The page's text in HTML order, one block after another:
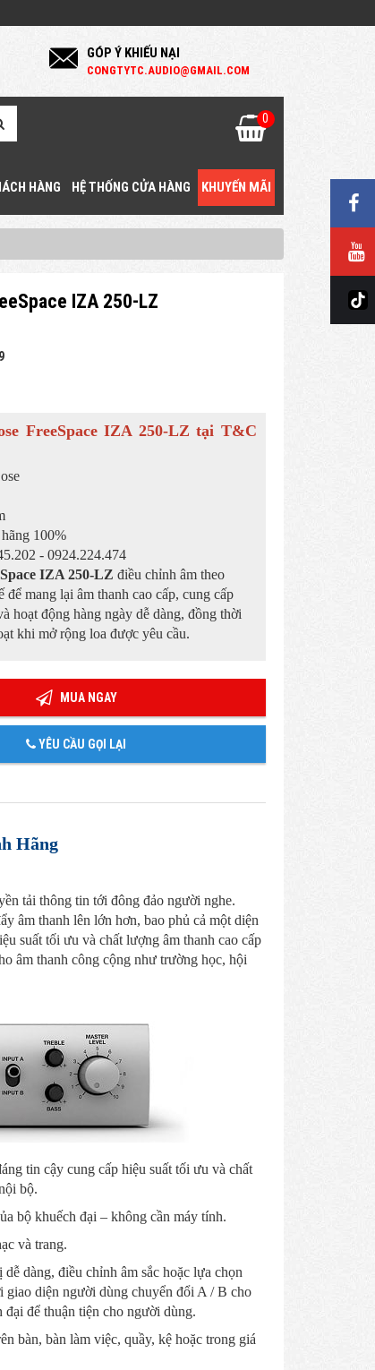
GÓP Ý KHIẾU NẠI
CONGTYTC.AUDIO@GMAIL.COM
0
HÀNG HỆ THỐNG CỬA HÀNG KHUYẾN MÃI
IZA 250-LZ
FreeSpace IZA 250-LZ tại T&C
100%
- 0924.224.474
IZA 250-LZ điều chỉnh âm theo
để mang lại âm thanh cao cấp, cung cấp
hoạt động hàng ngày dễ dàng, đồng thời
khi mở rộng loa được yêu cầu.
MUA NGAY
YÊU CẦU GỌI LẠI
Hãng
tải thông tin tới đông đảo người nghe.
âm thanh lên lớn hơn, bao phủ cả một diện
suất tối ưu và chất lượng âm thanh cao cấp
âm thanh công cộng như trường học, hội
tin cậy cung cấp hiệu suất tối ưu và chất
bộ.
bộ khuếch đại – không cần máy tính.
và trang.
dàng, điều chỉnh âm sắc hoặc lựa chọn
diện người dùng chuyển đổi A / B cho
để thuận tiện cho người dùng.
bàn, bàn làm việc, quầy, kệ hoặc trong giá